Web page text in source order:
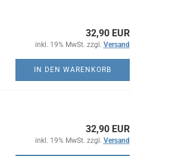
32,90 EUR
inkl. 19% MwSt. zzgl. Versand
IN DEN WARENKORB
32,90 EUR
inkl. 19% MwSt. zzgl. Versand